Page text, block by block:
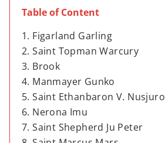
Table of Content
1. Figarland Garling
2. Saint Topman Warcury
3. Brook
4. Manmayer Gunko
5. Saint Ethanbaron V. Nusjuro
6. Nerona Imu
7. Saint Shepherd Ju Peter